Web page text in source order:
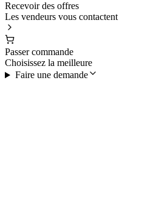
Recevoir des offres
Les vendeurs vous contactent
Passer commande
Choisissez la meilleure
Faire une demande